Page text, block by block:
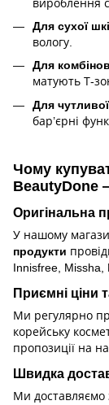
вироблення
Для сухої
вологу.
Для
матують Т-
Для
бар’єрні
Чому
BeautyDone
Оригінальна
У нашому
продукти
Innisfree, Missha,
Приємні ціни
Ми регулярно
корейську
пропозиції на
Швидка
Ми доставляємо